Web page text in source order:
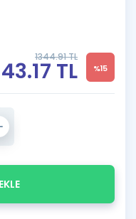
1344.91 TL
TL %15